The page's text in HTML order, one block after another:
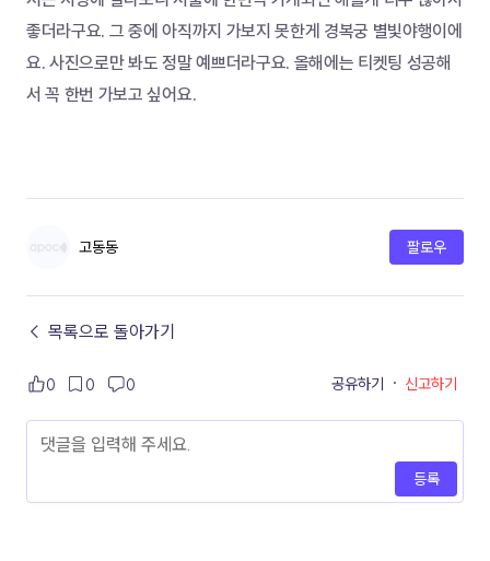
좋더라구요. 그 중에 아직까지 가보지 못한게 경복궁 별빛야행이에
요. 사진으로만 봐도 정말 예쁘더라구요. 올해에는 티켓팅 성공해
서 꼭 한번 가보고 싶어요.
고동동 팔로우
← 목록으로 돌아가기
0 0 0 공유하기 · 신고하기
등록